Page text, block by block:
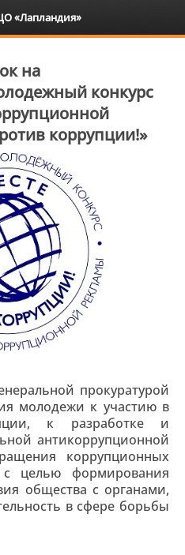
на
конкурс
коррупции!»
прокуратурой
молодежи к участию в
к разработке и
антикоррупционной
коррупционных
целью формирования
общества с органами,
в сфере борьбы
«Лапландия»